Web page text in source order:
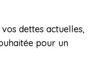
dettes actuelles,
pour un